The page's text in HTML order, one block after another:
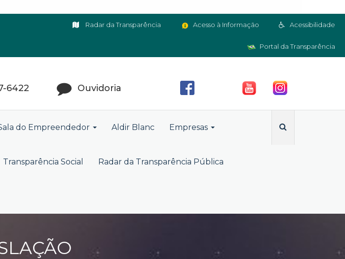
Acessibilidade
Acesso à Informação
Radar da Transparência
Portal da Transparência
6422 Ouvidoria
do Empreendedor Aldir Blanc Empresas
Transparência Social Radar da Transparência Pública